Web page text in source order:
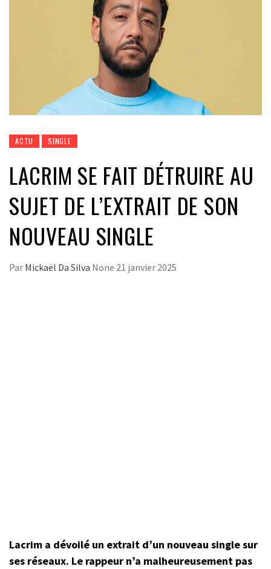
ACTU SINGLE
LACRIM SE FAIT DÉTRUIRE AU
SUJET DE L’EXTRAIT DE SON
NOUVEAU SINGLE
Par Mickaël Da Silva None 21 janvier 2025
Lacrim a dévoilé un extrait d’un nouveau single sur
ses réseaux. Le rappeur n’a malheureusement pas